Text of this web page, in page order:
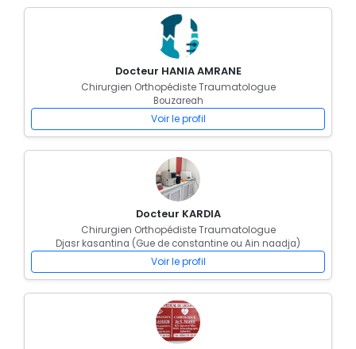
Docteur HANIA AMRANE
Chirurgien Orthopédiste Traumatologue
Bouzareah
Voir le profil
Docteur KARDIA
Chirurgien Orthopédiste Traumatologue
Djasr kasantina (Gue de constantine ou Ain naadja)
Voir le profil